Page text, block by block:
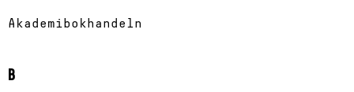
Akademibokhandeln
B